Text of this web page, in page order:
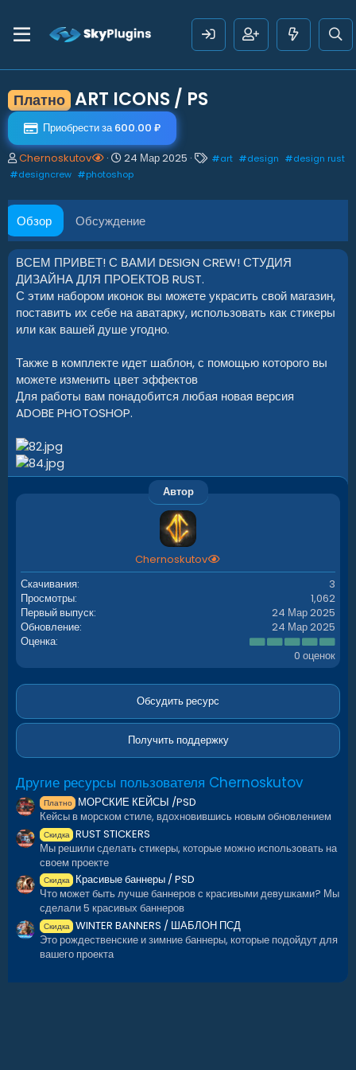
Платно ART ICONS / PS
Приобрести за 600.00 ₽
А
в
о
р
Chernoskutov
Д
а
а
о
з
д
а
н
и
я
24 Мар 2025
Т
и
#art #design #design rust
#designcrew #photoshop
Обзор Обсуждение
ВСЕМ ПРИВЕТ! С ВАМИ DESIGN CREW! СТУДИЯ
ДИЗАЙНА ДЛЯ ПРОЕКТОВ RUST.
С этим набором иконок вы можете украсить свой магазин,
поставить их себе на аватарку, использовать как стикеры
или как вашей душе угодно.
Также в комплекте идет шаблон, с помощью которого вы
можете изменить цвет эффектов
Для работы вам понадобится любая новая версия
ADOBE PHOTOSHOP.
Автор
Chernoskutov
Скачивания
3
Просмотры
1,062
Первый выпуск
24 Мар 2025
Обновление
24 Мар 2025
Оценка
0
.
0
з
ё
з
0 оценок
Обсудить ресурс
Получить поддержку
Другие ресурсы пользователя Chernoskutov
Платно МОРСКИЕ КЕЙСЫ /PSD
Кейсы в морском стиле, вдохновившись новым обновлением
Скидка RUST STICKERS
Мы решили сделать стикеры, которые можно использовать на
своем проекте
Скидка Красивые баннеры / PSD
Что может быть лучше баннеров с красивыми девушками? Мы
сделали 5 красивых баннеров
Скидка WINTER BANNERS / ШАБЛОН ПСД
Это рождественские и зимние баннеры, которые подойдут для
вашего проекта